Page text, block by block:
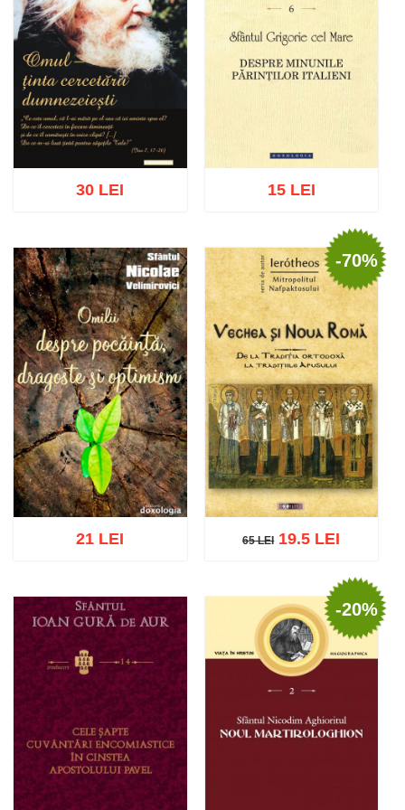
Adaugă în coș Wishlist
30 LEI
Adaugă în coș Wishlist
15 LEI
Adaugă în coș Wishlist
21 LEI
-70%
65 LEI
Adaugă în coș Wishlist
65 LEI19.5 LEI
-20%